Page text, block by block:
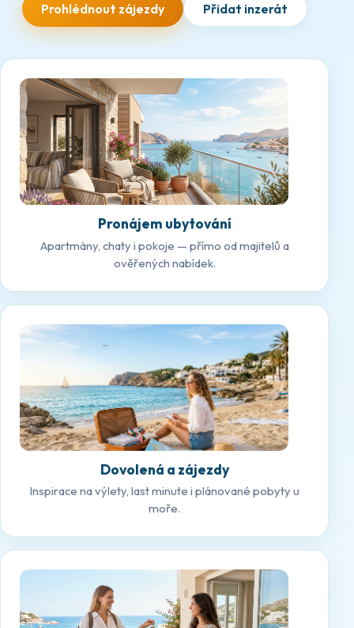
Prohlédnout zájezdy Přidat inzerát
Pronájem ubytování
Apartmány, chaty i pokoje — přímo od majitelů a
ověřených nabídek.
Dovolená a zájezdy
Inspirace na výlety, last minute i plánované pobyty u
moře.